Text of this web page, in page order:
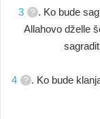
3
. Ko bude
Allahovo dželle
4
. Ko bude